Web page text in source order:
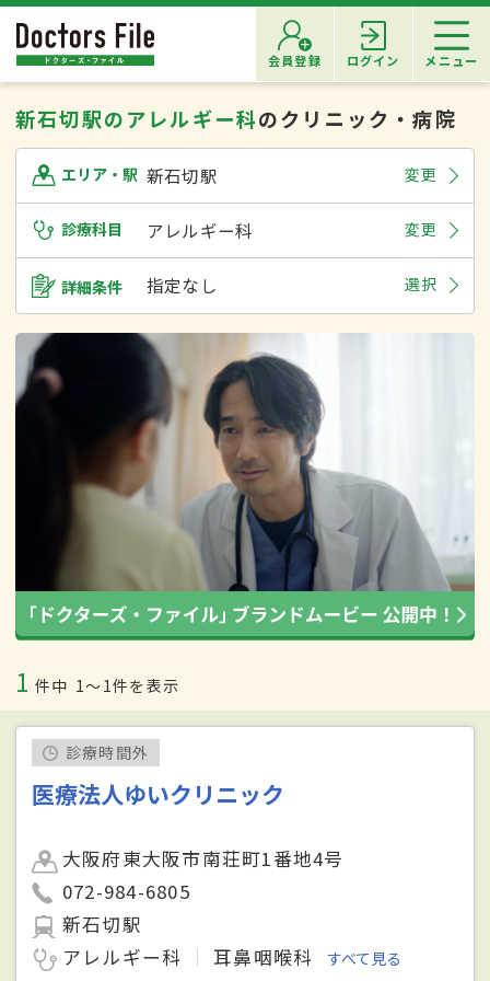
会員登録 ログイン メニュー
新石切駅のアレルギー科のクリニック・病院
エリア・駅 新石切駅 変更
診療科目 アレルギー科 変更
詳細条件 指定なし 選択
1 件中 1〜1件を表示
診療時間外
医療法人ゆいクリニック
大阪府東大阪市南荘町1番地4号
072-984-6805
新石切駅
アレルギー科
耳鼻咽喉科 すべて見る